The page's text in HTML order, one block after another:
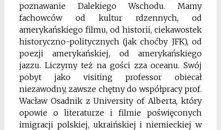
poznawanie Dalekiego Wschodu. Mamy
fachowców od kultur rdzennych, od
amerykańskiego filmu, od historii, ciekawostek
historyczno-politycznych (jak choćby JFK), od
poezji amerykańskiej, od amerykańskiego
jazzu. Liczymy też na gości zza oceanu. Swój
pobyt jako visiting professor obiecał
niezawodny, zawsze chętny do współpracy prof.
Wacław Osadnik z University of Alberta, który
opowie o literaturze i filmie poświęconych
imigracji polskiej, ukraińskiej i niemieckiej w